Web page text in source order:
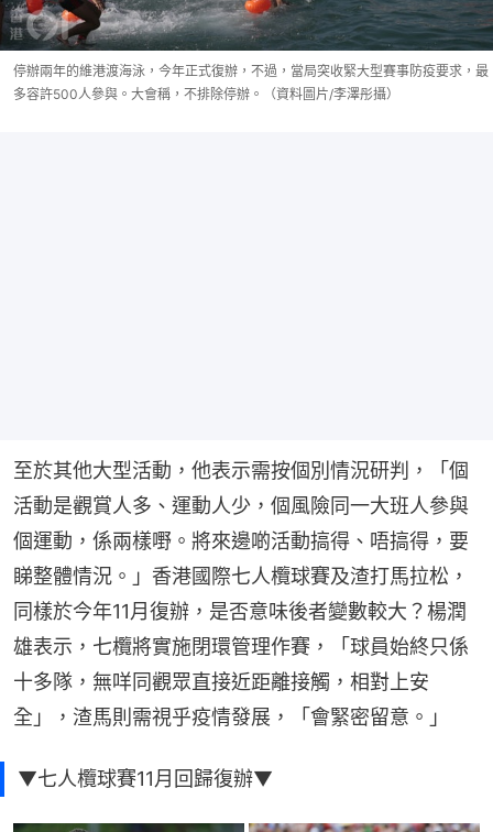
停辦兩年的維港渡海泳，今年正式復辦，不過，當局突收緊大型賽事防疫要求，最
多容許500人參與。大會稱，不排除停辦。（資料圖片/李澤彤攝）
至於其他大型活動，他表示需按個別情況研判，「個
活動是觀賞人多、運動人少，個風險同一大班人參與
個運動，係兩樣嘢。將來邊啲活動搞得、唔搞得，要
睇整體情況。」香港國際七人欖球賽及渣打馬拉松，
同樣於今年11月復辦，是否意味後者變數較大？楊潤
雄表示，七欖將實施閉環管理作賽，「球員始終只係
十多隊，無咩同觀眾直接近距離接觸，相對上安
全」，渣馬則需視乎疫情發展，「會緊密留意。」
▼七人欖球賽11月回歸復辦▼